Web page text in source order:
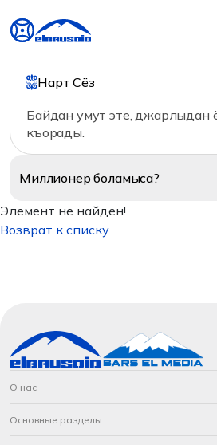
Нарт Сёз
Байдан умут эте, джарлыдан
къорады.
Миллионерболамыса?
Элемент не найден!
Возврат к списку
О нас
Основные разделы